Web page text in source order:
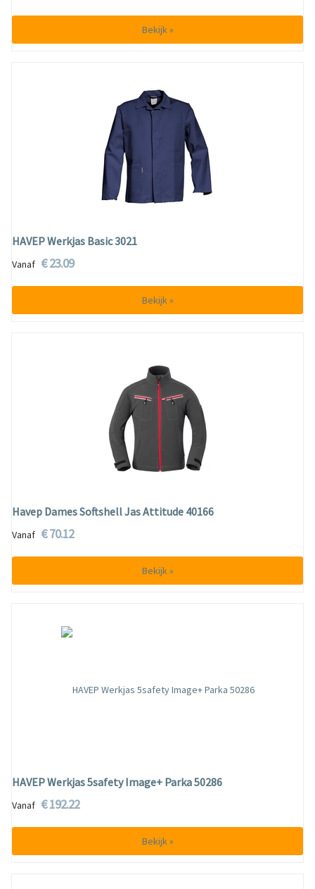
Bekijk »
HAVEP Werkjas Basic 3021
Vanaf € 23.09
Bekijk »
Havep Dames Softshell Jas Attitude 40166
Vanaf € 70.12
Bekijk »
HAVEP Werkjas 5safety Image+ Parka 50286
Vanaf € 192.22
Bekijk »